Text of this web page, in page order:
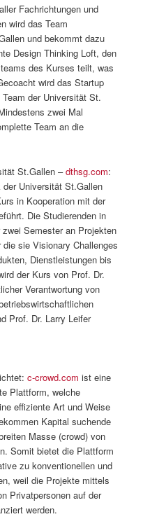
Fachrichtungen und
wird das Team
und bekommt dazu
Design Thinking Loft, den
des Kurses teilt, was
wird das Startup
der Universität St.
zwei Mal
Team an die
St.Gallen –dthsg.com:
Universität St.Gallen
in Kooperation mit der
Die Studierenden in
Semester an Projekten
sie Visionary Challenges
Dienstleistungen bis
der Kurs von Prof. Dr.
Verantwortung von
Prof. Dr. Larry Leifer
c-crowd.com ist eine
Plattform, welche
effiziente Art und Weise
Kapital suchende
Masse (crowd) von
Somit bietet die Plattform
zu konventionellen und
weil die Projekte mittels
Privatpersonen auf der
werden.